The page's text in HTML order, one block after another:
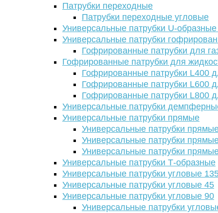
Патрубки переходные
Патрубки переходные угловые
Универсальные патрубки U-
Универсальные патрубки
Гофрированные патрубки для
Гофрированные патрубки для
Гофрированные патрубки L400
Гофрированные патрубки L600
Гофрированные патрубки L800
Универсальные патрубки
Универсальные патрубки прямые
Универсальные патрубки
Универсальные патрубки
Универсальные патрубки
Универсальные патрубки Т-образные
Универсальные патрубки угловые
Универсальные патрубки угловые 45
Универсальные патрубки угловые 90
Универсальные патрубки